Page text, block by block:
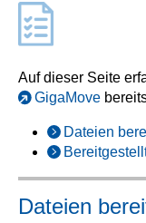
Auf dieser Seite
GigaMove
Dateien
Dateien